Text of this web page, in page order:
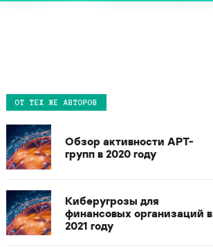
ОТ ТЕХ ЖЕ АВТОРОВ
Обзор активности APT-
групп в 2020 году
Киберугрозы для
финансовых организаций в
2021 году